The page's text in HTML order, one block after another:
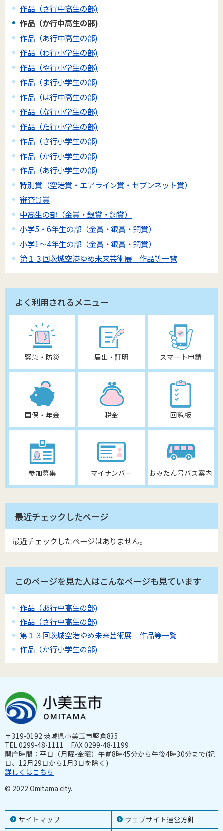
作品（さ行中高生の部)
作品（か行中高生の部)
作品（あ行中高生の部)
作品（わ行小学生の部)
作品（や行小学生の部)
作品（ま行小学生の部)
作品（は行中高生の部)
作品（な行小学生の部)
作品（た行小学生の部)
作品（さ行小学生の部)
作品（か行小学生の部)
作品（あ行小学生の部)
特別賞（空港賞・エアライン賞・セブンネット賞）
審査員賞
中高生の部（金賞・銀賞・銅賞）
小学5・6年生の部（金賞・銀賞・銅賞）
小学1～4年生の部（金賞・銀賞・銅賞）
第１３回茨城空港ゆめ未来芸術展 作品等一覧
よく利用されるメニュー
緊急・防災 届出・証明 スマート申請
国保・年金 税金 回覧板
参加募集 マイナンバー おみたん号バス案内
最近チェックしたページ
最近チェックしたページはありません。
このページを見た人はこんなページも見ています
作品（あ行中高生の部)
作品（さ行中高生の部)
第１３回茨城空港ゆめ未来芸術展 作品等一覧
作品（か行小学生の部)
サイトマップ ウェブサイト運営方針
〒319-0192 茨城県小美玉市堅倉835
TEL 0299-48-1111 FAX 0299-48-1199
開庁時間：平日（月曜-金曜）午前8時45分から午後4時30分まで(祝
日、12月29日から1月3日を除く)
詳しくはこちら
© 2022 Omitama city.